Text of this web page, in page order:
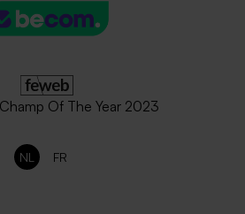
Of The Year 2023
NL FR